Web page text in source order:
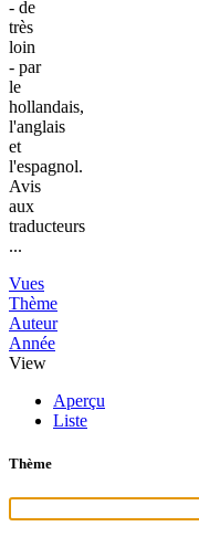
- de
très
loin
- par
le
hollandais,
l'anglais
et
l'espagnol.
Avis
aux
traducteurs
...
Vues
Thème
Auteur
Année
View
Aperçu
Liste
Thème